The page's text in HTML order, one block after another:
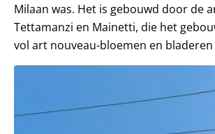
Milaan was. Het is gebouwd door de
Tettamanzi en Mainetti, die het
vol art nouveau-bloemen en bladeren